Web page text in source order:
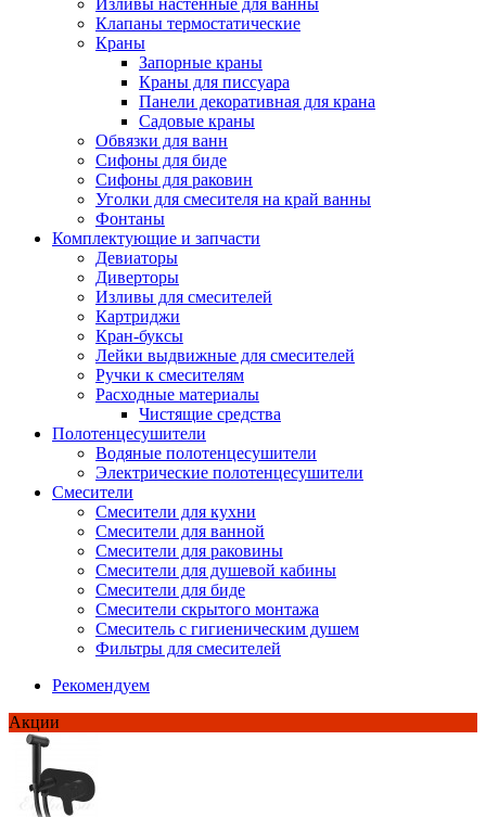
Клапаны термостатические
Краны
Запорные краны
Краны для писсуара
Панели декоративная для крана
Садовые краны
Обвязки для ванн
Сифоны для биде
Сифоны для раковин
Уголки для смесителя на край ванны
Фонтаны
Комплектующие и запчасти
Девиаторы
Диверторы
Изливы для смесителей
Картриджи
Кран-буксы
Лейки выдвижные для смесителей
Ручки к смесителям
Расходные материалы
Чистящие средства
Полотенцесушители
Водяные полотенцесушители
Электрические полотенцесушители
Смесители
Смесители для кухни
Смесители для ванной
Смесители для раковины
Смесители для душевой кабины
Смесители для биде
Смесители скрытого монтажа
Смеситель с гигиеническим душем
Фильтры для смесителей
Рекомендуем
Акции